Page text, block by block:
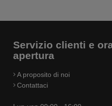
Servizio clienti e
apertura
A proposito di noi
Contattaci